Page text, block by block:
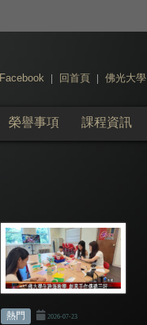
Facebook 回首頁 佛光大學
榮譽事項 課程資訊
熱門 2026-07-23